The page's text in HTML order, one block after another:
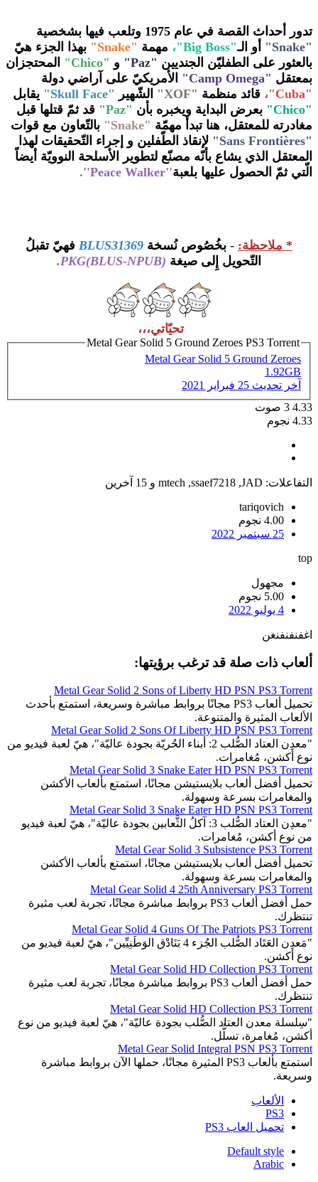
تدور أحداث القصة في عام 1975 وتلعب فيها بشخصية
"Snake"
أو الـ"Big Boss"، مهمة "Snake"
بهذا الجزء هيّ
بالعثور على الطفليّن الجنديين "Paz" و "Chico"
المحتجزان
بمعتقل "Camp Omega"
الأمريكيّ على آراضي دولة
"Cuba"،
قائد منظمة "XOF" الشّهير "Skull Face"
يقابل
"Chico"
بعرض البداية ويخبره بأن "Paz"
قد ثمّ قتلها قبل
مغادرته للمعتقل، هنا تبدأ مهمّة "Snake"
بالتّعاون مع قوات
"Sans Frontières"
لإنقاذ الطّفلين و إجراء التّحقيقات لهذا
المعتقل الذي يشاع بأنّه مصنّع لتطوير الأسلحة النوويّة أيضاً
الّتي ثمّ الحصول عليها بلعبة''Peace Walker''.
* ملاحظة: - بخُصُوص نُسخة BLUS31369 فهيّ تقبلُ
التّحويل إِلى صيغة PKG(BLUS-NPUB).
تحيّاتي،،،
Metal Gear Solid 5 Ground Zeroes PS3 Torrent
Metal Gear Solid 5 Ground Zeroes
1.92GB
آخر تحديث 25 فبراير 2021
4.33
3 صوت
4.33 نجوم
التفاعلات: JAD
,
ssaef7218
,
mtech و 15 آخرين
tariqovich
4.00 نجوم
25 سبتمبر 2022
top
مجهول
5.00 نجوم
4 يوليو 2022
اغفنفنفنغن
ألعاب ذات صلة قد ترغب برؤيتها:
Metal Gear Solid 2 Sons of Liberty HD PSN PS3 Torrent
تحميل ألعاب PS3 مجانًا بروابط مباشرة وسريعة، استمتع بأحدث
الألعاب المثيرة والمتنوعة.
Metal Gear Solid 2 Sons Of Liberty HD PSN PS3 Torrent
"معدِن العتاد الصُّلب 2: أبناء الحُريّة بجودة عاليّة"، هيّ لعبة فيديو من
نوع أكشن، مُغامرات.
Metal Gear Solid 3 Snake Eater HD PSN PS3 Torrent
تحميل أفضل ألعاب بلايستيشن مجانًا، استمتع بألعاب الأكشن
والمغامرات بسرعة وسهولة.
Metal Gear Solid 3 Snake Eater HD PSN PS3 Torrent
"معدِن العتاد الصُّلب 3: آكلُ الثَّعابين بجودة عاليّة"، هيّ لعبة فيديو
من نوع أكشن، مُغامرات.
Metal Gear Solid 3 Subsistence PS3 Torrent
تحميل أفضل ألعاب بلايستيشن مجانًا، استمتع بألعاب الأكشن
والمغامرات بسرعة وسهولة.
Metal Gear Solid 4 25th Anniversary PS3 Torrent
حمل أفضل ألعاب PS3 بروابط مباشرة مجانًا، تجربة لعب مثيرة
تنتظرك.
Metal Gear Solid 4 Guns Of The Patriots PS3 Torrent
"مَعدِن العَتَاد الصُّلب الجُزء 4 بَنَادْق الوَطَنِيِّين"، هيّ لعبة فيديو من
نوع أكشن.
Metal Gear Solid HD Collection PS3 Torrent
حمل أفضل ألعاب PS3 بروابط مباشرة مجانًا، تجربة لعب مثيرة
تنتظرك.
Metal Gear Solid HD Collection PS3 Torrent
"سِلسلة معدن العتاد الصُّلب بجودة عاليّة"، هيّ لعبة فيديو من نوع
أكشن، مُغامرة، تسلُّل.
Metal Gear Solid Integral PSN PS3 Torrent
استمتع بألعاب PS3 المثيرة مجانًا، حملها الآن بروابط مباشرة
وسريعة.
الألعاب
PS3
تحميل العاب PS3
Default style
Arabic